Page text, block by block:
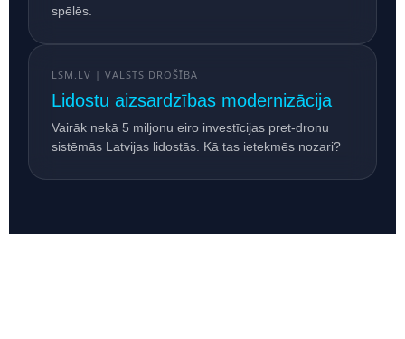
spēlēs.
LSM.LV | VALSTS DROŠĪBA
Lidostu aizsardzības modernizācija
Vairāk nekā 5 miljonu eiro investīcijas pret-dronu
sistēmās Latvijas lidostās. Kā tas ietekmēs nozari?